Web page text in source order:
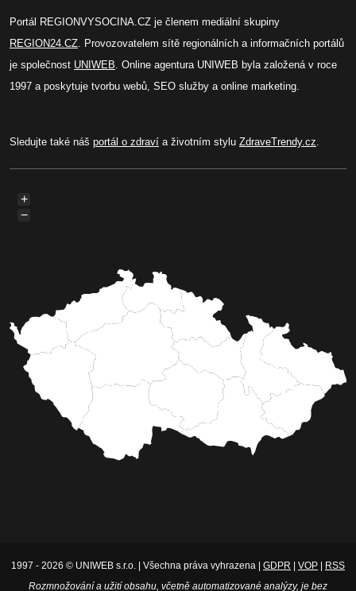
Portál REGIONVYSOCINA.CZ je členem mediální skupiny
REGION24.CZ . Provozovatelem sítě regionálních a informačních portálů
je společnost UNIWEB . Online agentura UNIWEB byla založená v roce
1997 a poskytuje tvorbu webů, SEO služby a online marketing.
Sledujte také náš portál o zdraví a životním stylu ZdraveTrendy.cz
+
−
1997 - 2026 © UNIWEB s.r.o. | Všechna práva vyhrazena | GDPR | VOP | RSS
Rozmnožování a užití obsahu, včetně automatizované analýzy, je bez